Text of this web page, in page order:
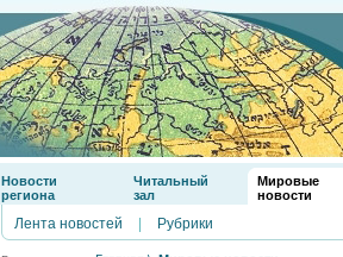
Новости
региона
Читальный
зал
Мировые
новости
Лента новостей Рубрики